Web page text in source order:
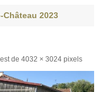
Château 2023
de4032 × 3024 pixels